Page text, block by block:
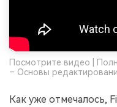
Посмотрите видео |
– Основы
Как уже отмечалось,